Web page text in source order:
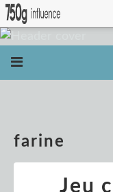
farine
Jeu